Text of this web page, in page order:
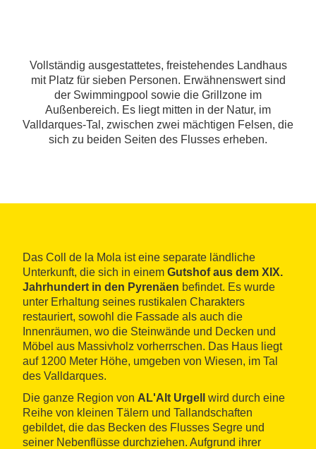
Vollständig ausgestattetes, freistehendes Landhaus
mit Platz für sieben Personen. Erwähnenswert sind
der Swimmingpool sowie die Grillzone im
Außenbereich. Es liegt mitten in der Natur, im
Valldarques-Tal, zwischen zwei mächtigen Felsen, die
sich zu beiden Seiten des Flusses erheben.
Das Coll de la Mola ist eine separate ländliche
Unterkunft, die sich in einem Gutshof aus dem XIX.
Jahrhundert in den Pyrenäen befindet. Es wurde
unter Erhaltung seines rustikalen Charakters
restauriert, sowohl die Fassade als auch die
Innenräumen, wo die Steinwände und Decken und
Möbel aus Massivholz vorherrschen. Das Haus liegt
auf 1200 Meter Höhe, umgeben von Wiesen, im Tal
des Valldarques.
Die ganze Region von AL'Alt Urgell
wird durch eine
Reihe von kleinen Tälern und Tallandschaften
gebildet, die das Becken des Flusses Segre und
seiner Nebenflüsse durchziehen. Aufgrund ihrer